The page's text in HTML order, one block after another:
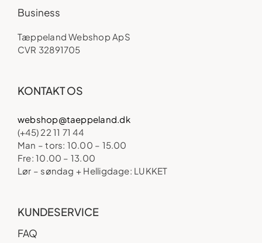
Business
Tæppeland Webshop ApS
CVR 32891705
KONTAKT OS
webshop@taeppeland.dk
(+45) 22 11 71 44
Man – tors: 10.00 – 15.00
Fre: 10.00 – 13.00
Lør – søndag + Helligdage: LUKKET
KUNDESERVICE
FAQ